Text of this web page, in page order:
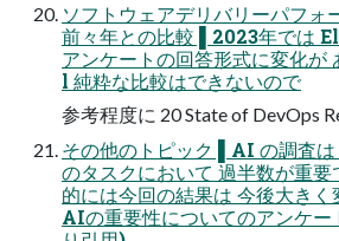
ソフトウェアデリバリーパフォ
前々年との⽐較 ▌2023年では
アンケートの回答形式に変化が
l 純粋な⽐較はできないので
参考程度に 20 State of DevOps
その他のトピック ▌AI の調査
のタスクにおいて 過半数が重
的には今回の結果は 今後⼤き
AIの重要性についてのアンケー